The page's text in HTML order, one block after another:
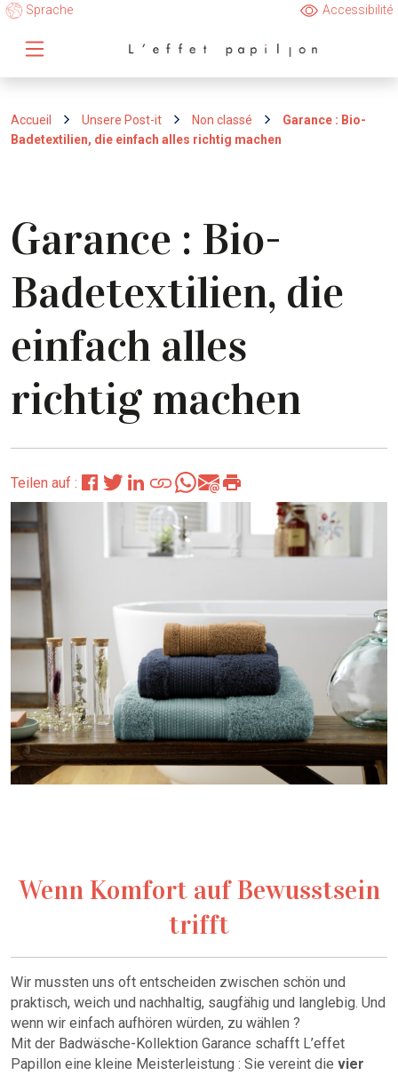
Sprache Accessibilité
Accueil Unsere Post-it Non classé
Garance : Bio-
Badetextilien, die einfach alles richtig machen
Garance : Bio-
Badetextilien, die
einfach alles
richtig machen
Teilen auf :
Wenn Komfort auf Bewusstsein
trifft
Wir mussten uns oft entscheiden zwischen schön und
praktisch, weich und nachhaltig, saugfähig und langlebig. Und
wenn wir einfach aufhören würden, zu wählen ?
Mit der Badwäsche-Kollektion Garance schafft L’effet
Papillon eine kleine Meisterleistung : Sie vereint die vier